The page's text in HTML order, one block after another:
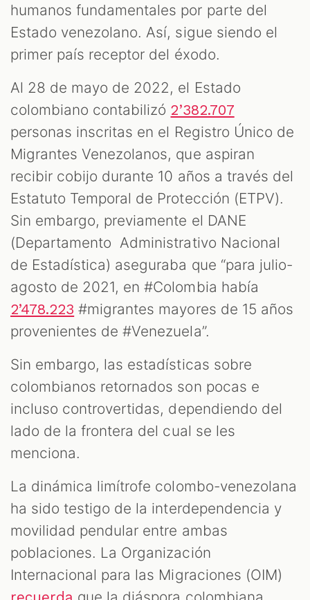
humanos fundamentales por parte del
Estado venezolano. Así, sigue siendo el
primer país receptor del éxodo.
Al 28 de mayo de 2022, el Estado
colombiano contabilizó 2’382.707
personas inscritas en el Registro Único de
Migrantes Venezolanos, que aspiran
recibir cobijo durante 10 años a través del
Estatuto Temporal de Protección (ETPV).
Sin embargo, previamente el DANE
(Departamento Administrativo Nacional
de Estadística) aseguraba que “para julio-
agosto de 2021, en #Colombia había
2’478.223 #migrantes mayores de 15 años
provenientes de #Venezuela”.
Sin embargo, las estadísticas sobre
colombianos retornados son pocas e
incluso controvertidas, dependiendo del
lado de la frontera del cual se les
menciona.
La dinámica limítrofe colombo-venezolana
ha sido testigo de la interdependencia y
movilidad pendular entre ambas
poblaciones. La Organización
Internacional para las Migraciones (OIM)